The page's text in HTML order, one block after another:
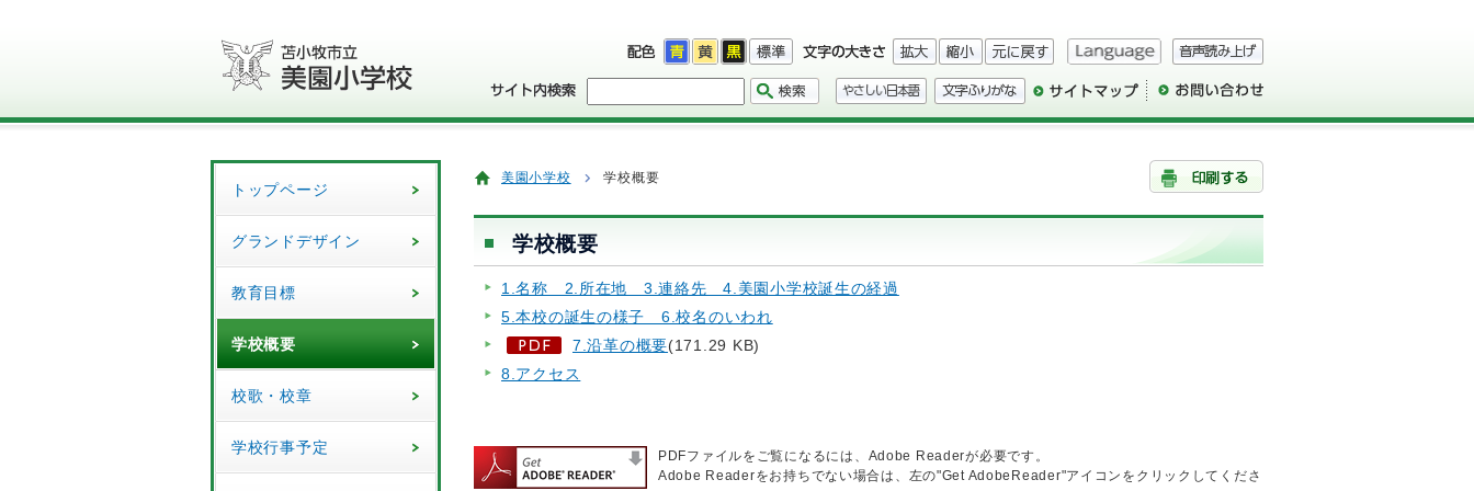
トップページ
グランドデザイン
教育目標
学校概要
校歌・校章
学校行事予定
美園小学校 学校概要
学校概要
1.名称 2.所在地 3.連絡先 4.美園小学校誕生の経過
5.本校の誕生の様子 6.校名のいわれ
7.沿革の概要(171.29 KB)
8.アクセス
PDFファイルをご覧になるには、Adobe Readerが必要です。
Adobe Readerをお持ちでない場合は、左の"Get AdobeReader"アイコンをクリックしてくださ